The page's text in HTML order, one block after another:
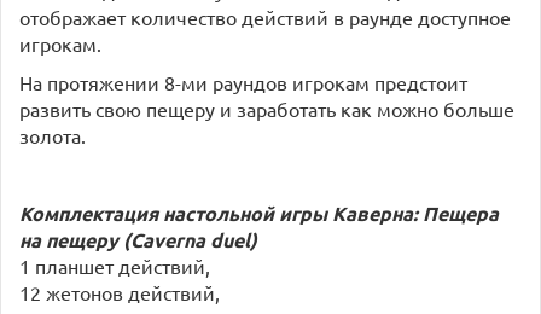
отображает количество действий в раунде доступное
игрокам.
На протяжении 8-ми раундов игрокам предстоит
развить свою пещеру и заработать как можно больше
золота.
Комплектация настольной игры Каверна: Пещера
на пещеру (Caverna duel)
1 планшет действий,
12 жетонов действий,